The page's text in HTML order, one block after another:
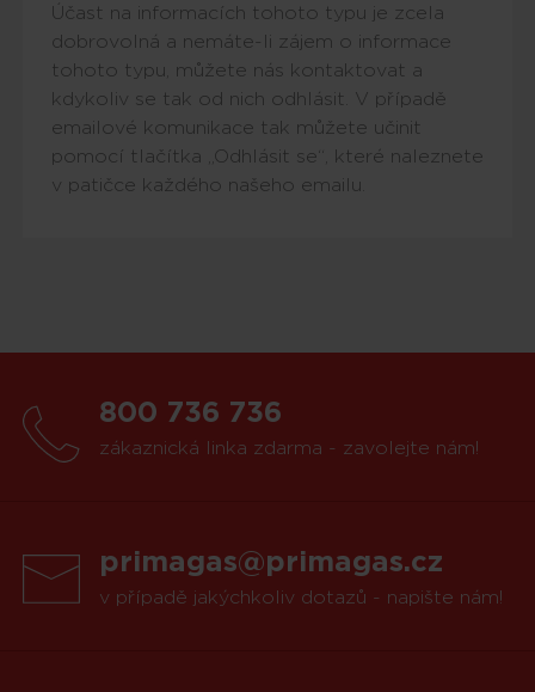
Účast na informacích tohoto typu je zcela
dobrovolná a nemáte-li zájem o informace
tohoto typu, můžete nás kontaktovat a
kdykoliv se tak od nich odhlásit. V případě
emailové komunikace tak můžete učinit
pomocí tlačítka „Odhlásit se“, které naleznete
v patičce každého našeho emailu.
800 736 736
zákaznická linka zdarma - zavolejte nám!
primagas@primagas.cz
v případě jakýchkoliv dotazů - napište nám!